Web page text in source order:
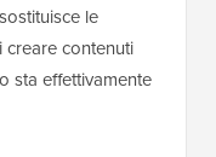
le
contenuti
sta effettivamente